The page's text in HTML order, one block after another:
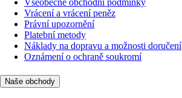
Vrácení a vrácení peněz
Právní upozornění
Platební metody
Náklady na dopravu a možnosti doručení
Oznámení o ochraně soukromí
Naše obchody